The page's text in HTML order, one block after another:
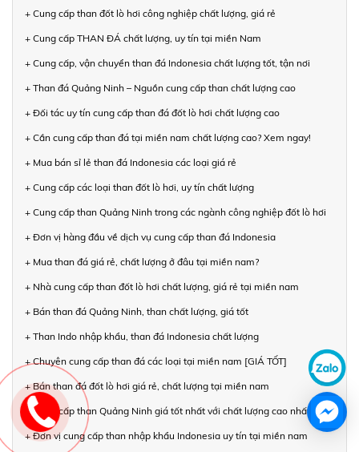
+ Cung cấp than đốt lò hơi công nghiệp chất lượng, giá rẻ
+ Cung cấp THAN ĐÁ chất lượng, uy tín tại miền Nam
+ Cung cấp, vận chuyển than đá Indonesia chất lượng tốt, tận nơi
+ Than đá Quảng Ninh – Nguồn cung cấp than chất lượng cao
+ Đối tác uy tín cung cấp than đá đốt lò hơi chất lượng cao
+ Cần cung cấp than đá tại miền nam chất lượng cao? Xem ngay!
+ Mua bán sỉ lẻ than đá Indonesia các loại giá rẻ
+ Cung cấp các loại than đốt lò hơi, uy tín chất lượng
+ Cung cấp than Quảng Ninh trong các ngành công nghiệp đốt lò hơi
+ Đơn vị hàng đầu về dịch vụ cung cấp than đá Indonesia
+ Mua than đá giá rẻ, chất lượng ở đâu tại miền nam?
+ Nhà cung cấp than đốt lò hơi chất lượng, giá rẻ tại miền nam
+ Bán than đá Quảng Ninh, than chất lượng, giá tốt
+ Than Indo nhập khẩu, than đá Indonesia chất lượng
+ Chuyên cung cấp than đá các loại tại miền nam [GIÁ TỐT]
+ Bán than đá đốt lò hơi giá rẻ, chất lượng tại miền nam
+ Cung cấp than Quảng Ninh giá tốt nhất với chất lượng cao nhất
+ Đơn vị cung cấp than nhập khẩu Indonesia uy tín tại miền nam